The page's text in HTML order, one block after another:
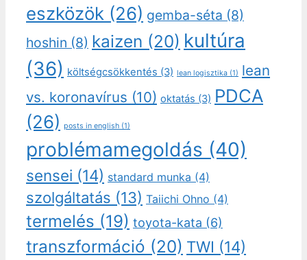
eszközök (26) gemba-séta (8)
hoshin (8) kaizen (20) kultúra
(36) költségcsökkentés (3) lean logisztika (1) lean
vs. koronavírus (10) oktatás (3) PDCA
(26) posts in english (1)
problémamegoldás (40)
sensei (14) standard munka (4)
szolgáltatás (13) Taiichi Ohno (4)
termelés (19) toyota-kata (6)
transzformáció (20) TWI (14)